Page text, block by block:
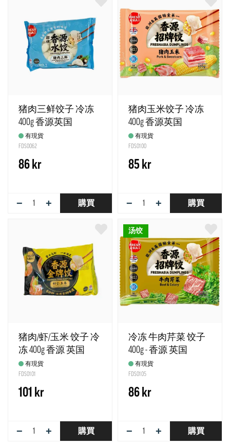
猪肉三鲜饺子 冷冻
400g 香源英国
有現貨
FDS0062
86 kr
− + 購買
猪肉玉米饺子 冷冻
400g 香源英国
有現貨
FDS0100
85 kr
− + 購買
猪肉/虾/玉米 饺子 冷
冻 400g 香源 英国
有現貨
FDS0101
101 kr
− + 購買
汤饺
冷冻 牛肉芹菜 饺子
400g - 香源 英国
有現貨
FDS0105
86 kr
− + 購買